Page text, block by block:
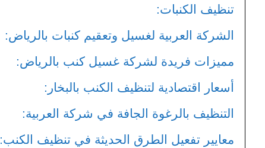
تنظيف الكنبات:
الشركة العربية لغسيل وتعقيم كنبات بالرياض:
مميزات فريدة لشركة غسيل كنب بالرياض:
أسعار اقتصادية لتنظيف الكنب بالبخار:
التنظيف بالرغوة الجافة في شركة العربية:
معايير تفعيل الطرق الحديثة في تنظيف الكنب: